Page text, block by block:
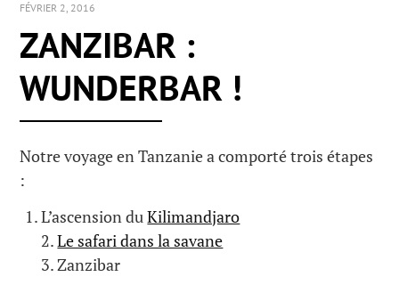
FÉVRIER 2, 2016
ZANZIBAR :
WUNDERBAR !
Notre voyage en Tanzanie a comporté trois étapes
:
L’ascension duKilimandjaro
2.Le safari dans la savane
3. Zanzibar